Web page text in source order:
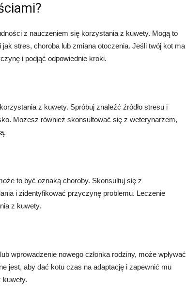
z nauczeniem się korzystania z kuwety. Mogą to
stres, choroba lub zmiana otoczenia. Jeśli twój kot ma
i podjąć odpowiednie kroki.
z kuwety. Spróbuj znaleźć źródło stresu i
Możesz również skonsultować się z weterynarzem,
to być oznaką choroby. Skonsultuj się z
i zidentyfikować przyczynę problemu. Leczenie
z kuwety.
wprowadzenie nowego członka rodziny, może wpływać
jest, aby dać kotu czas na adaptację i zapewnić mu
kuwety.